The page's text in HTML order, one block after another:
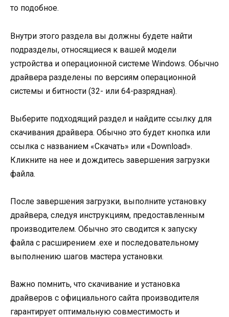
то подобное.
Внутри этого раздела вы должны будете найти
подразделы, относящиеся к вашей модели
устройства и операционной системе Windows. Обычно
драйвера разделены по версиям операционной
системы и битности (32- или 64-разрядная).
Выберите подходящий раздел и найдите ссылку для
скачивания драйвера. Обычно это будет кнопка или
ссылка с названием «Скачать» или «Download».
Кликните на нее и дождитесь завершения загрузки
файла.
После завершения загрузки, выполните установку
драйвера, следуя инструкциям, предоставленным
производителем. Обычно это сводится к запуску
файла с расширением .exe и последовательному
выполнению шагов мастера установки.
Важно помнить, что скачивание и установка
драйверов с официального сайта производителя
гарантирует оптимальную совместимость и